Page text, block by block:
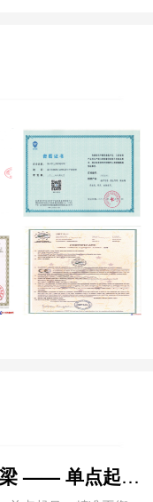
兴胜单耳平衡吊梁 —— 单点起吊，精准平